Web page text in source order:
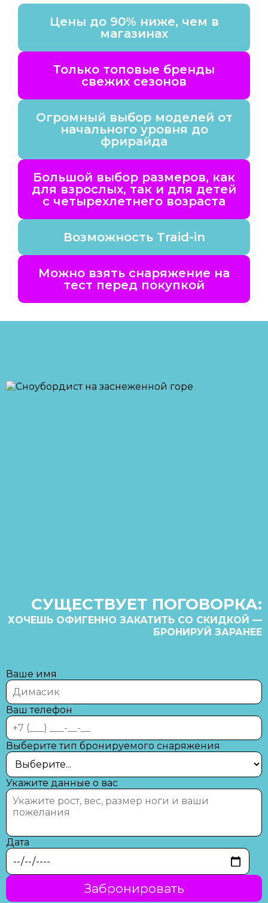
Цены до 90% ниже, чем в
магазинах
Только топовые бренды
свежих сезонов
Большой выбор размеров, как
для взрослых, так и для детей
с четырехлетнего возраста
Огромный выбор моделей от
начального уровня до
фрирайда
Возможность Traid-in
Можно взять снаряжение на
тест перед покупкой
СУЩЕСТВУЕТ ПОГОВОРКА:
ХОЧЕШЬ ОФИГЕННО ЗАКАТИТЬ СО СКИДКОЙ —
БРОНИРУЙ ЗАРАНЕЕ
Ваше имя
Ваш телефон
Выберите тип бронируемого снаряжения
Укажите данные о вас
Дата
Забронировать